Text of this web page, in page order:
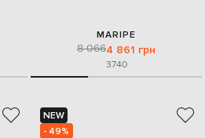
MARIPE
8 0664 861 грн
3740
NEW
- 49%